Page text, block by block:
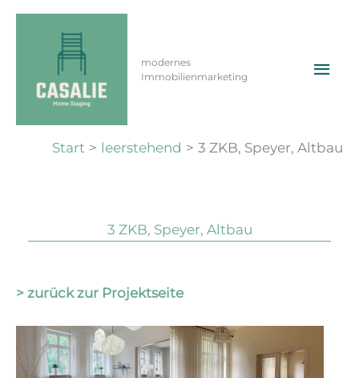
Zum
springen
modernes
Immobilienmarketing
Start leerstehend 3 ZKB, Speyer, Altbau
3 ZKB, Speyer, Altbau
Vonma/22. Mai 2024
3 ZKB, Speyer, Altbau
> zurück zur Projektseite